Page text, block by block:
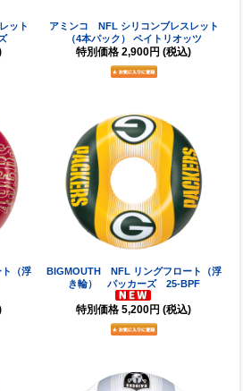
ット
アミンコ NFL シリコンブレスレット
（4本パック） ペイトリオッツ
特別価格 2,900円 (税込)
（浮
BIGMOUTH NFL リングフロート（浮
き輪） パッカーズ 25-BPF
特別価格 5,200円 (税込)